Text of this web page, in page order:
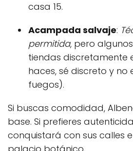
casa 15.
Acampada salvaje:
permitida, pero
tiendas discretamente
haces, sé discreto y no
fuegos).
Si buscas comodidad,
base. Si prefieres
conquistará con sus calles